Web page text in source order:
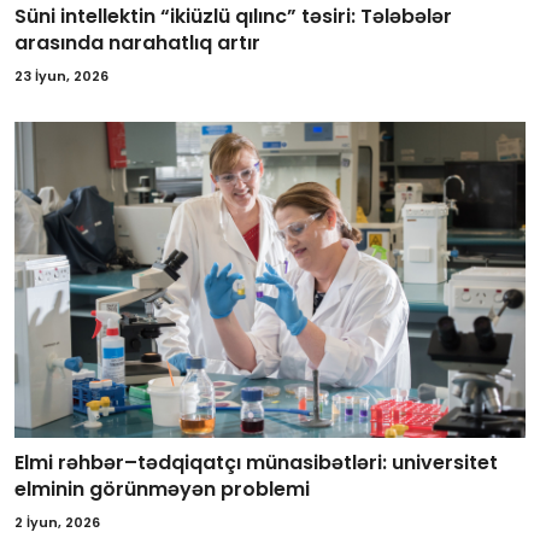
Süni intellektin “ikiüzlü qılınc” təsiri: Tələbələr
arasında narahatlıq artır
23 İyun, 2026
Elmi rəhbər–tədqiqatçı münasibətləri: universitet
elminin görünməyən problemi
2 İyun, 2026